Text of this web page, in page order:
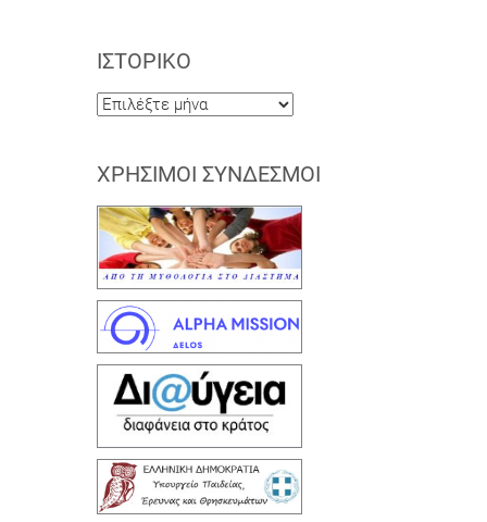
ΙΣΤΟΡΙΚΌ
Ιστορικό
ΧΡΉΣΙΜΟΙ ΣΎΝΔΕΣΜΟΙ